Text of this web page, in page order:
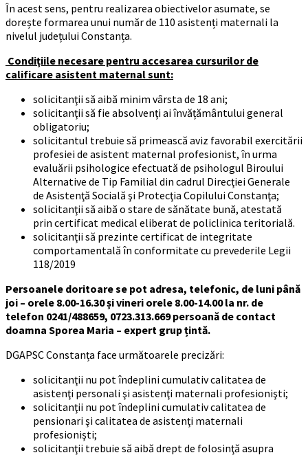
În acest sens, pentru realizarea obiectivelor asumate, se
dorește formarea unui număr de 110 asistenți maternali la
nivelul județului Constanța.
Condiţiile necesare pentru accesarea cursurilor de
calificare asistent maternal sunt:
solicitanţii să aibă minim vârsta de 18 ani;
solicitanţii să fie absolvenţi ai învățământului general
obligatoriu;
solicitantul trebuie să primească aviz favorabil exercitării
profesiei de asistent maternal profesionist, în urma
evaluării psihologice efectuată de psihologul Biroului
Alternative de Tip Familial din cadrul Direcţiei Generale
de Asistenţă Socială şi Protecţia Copilului Constanţa;
solicitanţii să aibă o stare de sănătate bună, atestată
prin certificat medical eliberat de policlinica teritorială.
solicitanţii să prezinte certificat de integritate
comportamentală în conformitate cu prevederile Legii
118/2019
Persoanele doritoare se pot adresa, telefonic, de luni până
joi – orele 8.00-16.30 și vineri orele 8.00-14.00 la nr. de
telefon 0241/488659, 0723.313.669 persoană de contact
doamna Sporea Maria – expert grup țintă.
DGAPSC Constanța face următoarele precizări:
solicitanţii nu pot îndeplini cumulativ calitatea de
asistenţi personali şi asistenţi maternali profesionişti;
solicitanţii nu pot îndeplini cumulativ calitatea de
pensionari şi calitatea de asistenţi maternali
profesionişti;
solicitanţii trebuie să aibă drept de folosinţă asupra